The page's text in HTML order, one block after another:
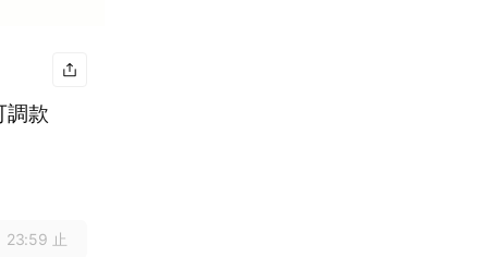
調款
23:59 止